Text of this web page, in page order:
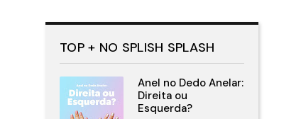
TOP + NO SPLISH SPLASH
Anel no Dedo Anelar:
Direita ou
Esquerda?